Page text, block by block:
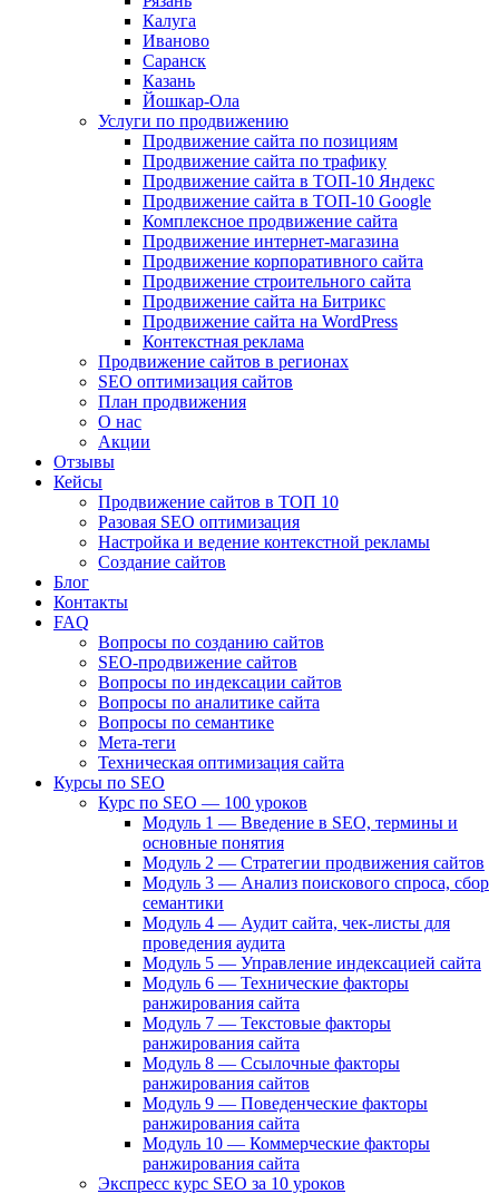
Калуга
Иваново
Саранск
Казань
Йошкар-Ола
Услуги по продвижению
Продвижение сайта по позициям
Продвижение сайта по трафику
Продвижение сайта в ТОП-10 Яндекс
Продвижение сайта в ТОП-10 Google
Комплексное продвижение сайта
Продвижение интернет-магазина
Продвижение корпоративного сайта
Продвижение строительного сайта
Продвижение сайта на Битрикс
Продвижение сайта на WordPress
Контекстная реклама
Продвижение сайтов в регионах
SEO оптимизация сайтов
План продвижения
О нас
Акции
Отзывы
Кейсы
Продвижение сайтов в ТОП 10
Разовая SEO оптимизация
Настройка и ведение контекстной рекламы
Создание сайтов
Блог
Контакты
FAQ
Вопросы по созданию сайтов
SEO-продвижение сайтов
Вопросы по индексации сайтов
Вопросы по аналитике сайта
Вопросы по семантике
Мета-теги
Техническая оптимизация сайта
Курсы по SEO
Курс по SEO — 100 уроков
Модуль 1 — Введение в SEO, термины и
основные понятия
Модуль 2 — Стратегии продвижения сайтов
Модуль 3 — Анализ поискового спроса, сбор
семантики
Модуль 4 — Аудит сайта, чек-листы для
проведения аудита
Модуль 5 — Управление индексацией сайта
Модуль 6 — Технические факторы
ранжирования сайта
Модуль 7 — Текстовые факторы
ранжирования сайта
Модуль 8 — Ссылочные факторы
ранжирования сайтов
Модуль 9 — Поведенческие факторы
ранжирования сайта
Модуль 10 — Коммерческие факторы
ранжирования сайта
Экспресс курс SEO за 10 уроков